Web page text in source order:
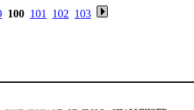
100 101 102 103